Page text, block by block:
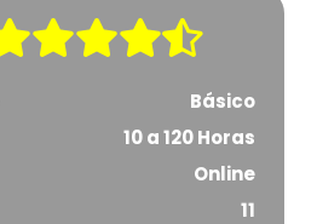
Básico
10 a 120 Horas
Online
11